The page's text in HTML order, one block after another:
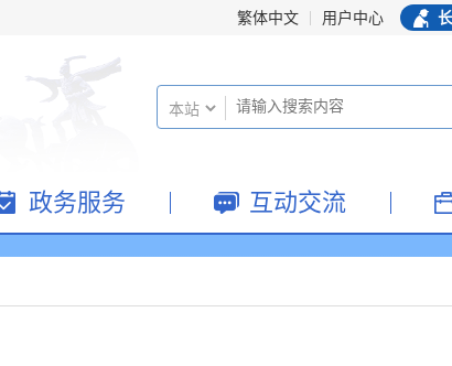
繁体中文 用户中心
政务服务 互动交流